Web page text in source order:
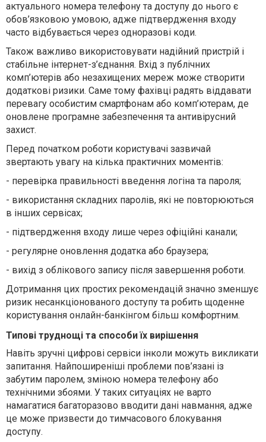
актуального номера телефону та доступу до нього є
обов’язковою умовою, адже підтвердження входу
часто відбувається через одноразові коди.
Також важливо використовувати надійний пристрій і
стабільне інтернет-з’єднання. Вхід з публічних
комп’ютерів або незахищених мереж може створити
додаткові ризики. Саме тому фахівці радять віддавати
перевагу особистим смартфонам або комп’ютерам, де
оновлене програмне забезпечення та антивірусний
захист.
Перед початком роботи користувачі зазвичай
звертають увагу на кілька практичних моментів:
- перевірка правильності введення логіна та пароля;
- використання складних паролів, які не повторюються
в інших сервісах;
- підтвердження входу лише через офіційні канали;
- регулярне оновлення додатка або браузера;
- вихід з облікового запису після завершення роботи.
Дотримання цих простих рекомендацій значно зменшує
ризик несанкціонованого доступу та робить щоденне
користування онлайн-банкінгом більш комфортним.
Типові труднощі та способи їх вирішення
Навіть зручні цифрові сервіси інколи можуть викликати
запитання. Найпоширеніші проблеми пов’язані із
забутим паролем, зміною номера телефону або
технічними збоями. У таких ситуаціях не варто
намагатися багаторазово вводити дані навмання, адже
це може призвести до тимчасового блокування
доступу.